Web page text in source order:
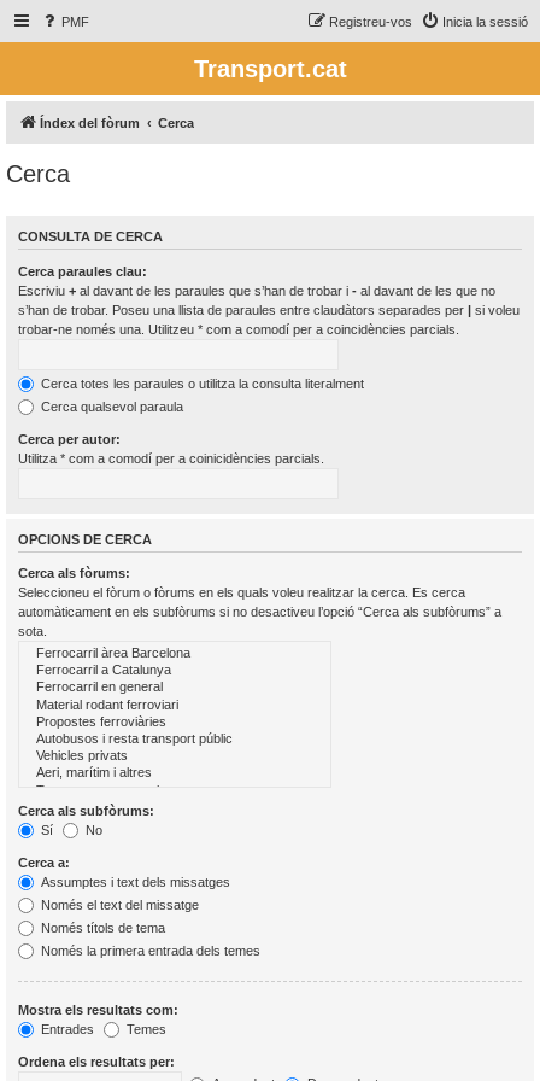
PMF Inicia la sessió
Registreu-vos
Transport.cat
Índex del fòrum Cerca
Cerca
CONSULTA DE CERCA
Cerca paraules clau:
Escriviu + al davant de les paraules que s’han de trobar i - al davant de les que no
s’han de trobar. Poseu una llista de paraules entre claudàtors separades per | si voleu
trobar-ne només una. Utilitzeu * com a comodí per a coincidències parcials.
Cerca totes les paraules o utilitza la consulta literalment
Cerca qualsevol paraula
Cerca per autor:
Utilitza * com a comodí per a coinicidències parcials.
OPCIONS DE CERCA
Cerca als fòrums:
Seleccioneu el fòrum o fòrums en els quals voleu realitzar la cerca. Es cerca
automàticament en els subfòrums si no desactiveu l’opció “Cerca als subfòrums” a
sota.
Cerca als subfòrums:
Sí
No
Cerca a:
Assumptes i text dels missatges
Només el text del missatge
Només títols de tema
Només la primera entrada dels temes
Mostra els resultats com:
Entrades
Temes
Ordena els resultats per: